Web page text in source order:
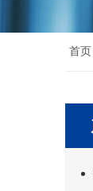
首页